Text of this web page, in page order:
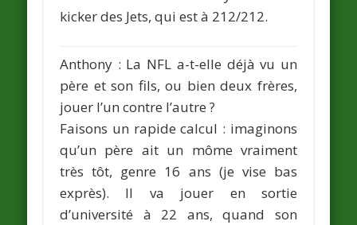
kicker des Jets, qui est à 212/212.
Anthony : La NFL a-t-elle déjà vu un
père et son fils, ou bien deux frères,
jouer l’un contre l’autre ?
Faisons un rapide calcul : imaginons
qu’un père ait un môme vraiment
très tôt, genre 16 ans (je vise bas
exprès). Il va jouer en sortie
d’université à 22 ans, quand son